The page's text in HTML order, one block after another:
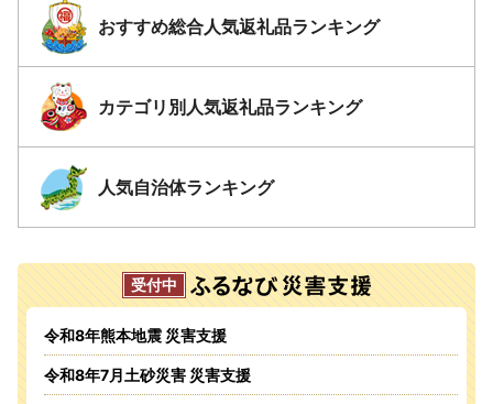
おすすめ総合人気返礼品ランキング
カテゴリ別人気返礼品ランキング
人気自治体ランキング
令和8年熊本地震 災害支援
令和8年7月土砂災害 災害支援